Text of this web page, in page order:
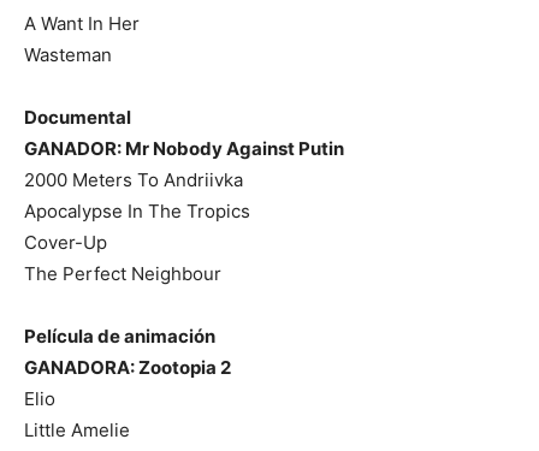
A Want In Her
Wasteman
Documental
GANADOR: Mr Nobody Against Putin
2000 Meters To Andriivka
Apocalypse In The Tropics
Cover-Up
The Perfect Neighbour
Película de animación
GANADORA: Zootopia 2
Elio
Little Amelie